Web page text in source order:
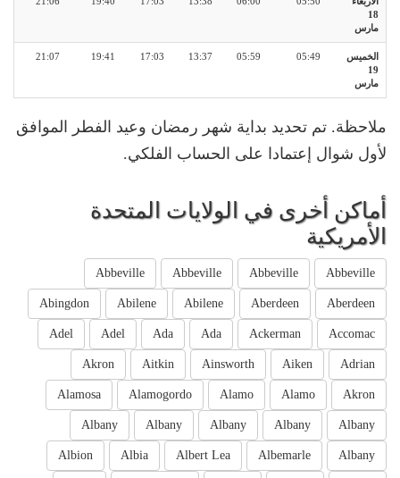
18
مارس
الخميس
19
مارس
05:49
05:59
13:37
17:03
19:41
21:07
ملاحظة. تم تحديد بداية شهر رمضان وعيد الفطر الموافق
لأول شوال إعتمادا على الحساب الفلكي.
أماكن أخرى في الولايات المتحدة
الأمريكية
Abbeville
Abbeville
Abbeville
Abbeville
Aberdeen
Aberdeen
Abilene
Abilene
Abingdon
Accomac
Ackerman
Ada
Ada
Adel
Adel
Adrian
Aiken
Ainsworth
Aitkin
Akron
Akron
Alamo
Alamo
Alamogordo
Alamosa
Albany
Albany
Albany
Albany
Albany
Albany
Albemarle
Albert Lea
Albia
Albion